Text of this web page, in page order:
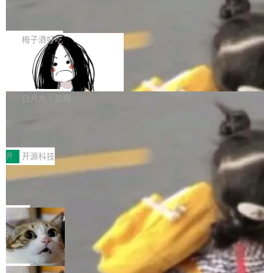
提交的编辑请求也长期处于待处理状态。 Groki
pedia 于去年底上线，定位为由人工智能生成内
容的百科平台，被马斯克视为传统众包百科网站
维基百科的替代方案。Lawfare 调查发现，无论
热门页面还是低关注度页面，均未出现近期更
是这样的：配 MessageSource 的 Bean、写 R
eloadableResourceBundleMessageSource、
声明 LocaleResolver、注册 LocaleChangeInt
erceptor…五六步之后才能看到第一行翻译文
本。 Solon 换了个方式。整个 i18n 模块围绕三
梅子酒好吃
Apache Doris 4.1 全面增强 Iceberg：
支持 UPDATE、MERGE INTO 与 Iceb
erg V3
Apache Doris 4.1 要补齐的，正是缺失的那一
半。在已有查询能力的基础上，Doris 进一步支
常维护操作，并完整支持 Iceberg V3 格式。
白开水不加糖
村国家自主创新示范区会议中心开幕。本届大会
由中关村智联软件服务业质量创新联盟主办，以
“智构可信·质创未来——AI原生时代的质量新范
式”为主题，直面AI从实验室走向规模化产业落地
的核心质量命题。会上，《2026智能研发生产力
工具选型手册》发布，Testin云测的Testin XAge
nt智能测试系统入选AI测试领域代表产品。对CI
O而言，这提示了一个转变：AI测试正在从效率
工具升级为企业的质量基础设施。 CIO面对的新
开 开源科技
让非法状态不可表示：一篇关于 ADT
有一种东西，一旦用过就回不去了。Alex Fedos
eev 管它叫"软件设计的基石"。 他说的东西不新
鲜——代数数据类型（ADT），尤其是和类型
（sum type）。但他说清楚了一件事：这不是类
型系统的学术体操，是日常编码的思维方式。 文
章从一个简单的例子切入。一个网站的深色主题
局
Cloudflare 开源内部企业 AI 平台 Clou
dflare OS
Cloudflare 发布了一个开源项目 Cloudflare O
S。如果你只看官方博客，你会觉得这是又一